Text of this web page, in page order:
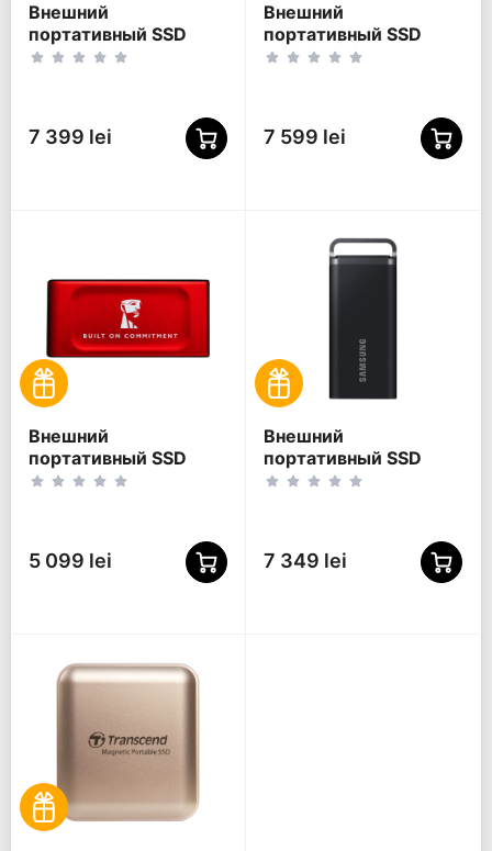
Внешний
портативный SSD
накопитель
7 399 lei
Внешний
портативный SSD
накопитель
7 599 lei
Внешний
портативный SSD
накопитель Kingston
(SXS1000R/1000GA)
5 099 lei
Внешний
портативный SSD
накопитель Samsung
7 349 lei